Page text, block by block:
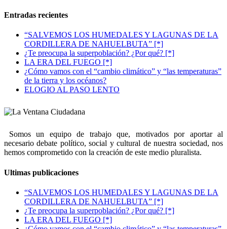
Entradas recientes
“SALVEMOS LOS HUMEDALES Y LAGUNAS DE LA
CORDILLERA DE NAHUELBUTA” [*]
¿Te preocupa la superpoblación? ¿Por qué? [*]
LA ERA DEL FUEGO [*]
¿Cómo vamos con el “cambio climático” y “las temperaturas”
de la tierra y los océanos?
ELOGIO AL PASO LENTO
Somos un equipo de trabajo que, motivados por aportar al
necesario debate político, social y cultural de nuestra sociedad, nos
hemos comprometido con la creación de este medio pluralista.
Ultimas publicaciones
“SALVEMOS LOS HUMEDALES Y LAGUNAS DE LA
CORDILLERA DE NAHUELBUTA” [*]
¿Te preocupa la superpoblación? ¿Por qué? [*]
LA ERA DEL FUEGO [*]